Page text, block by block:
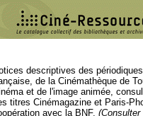
descriptives des
de la Cinémathèque de
et de l'image animée,
titres Cinémagazine et Paris-
avec la BNF.